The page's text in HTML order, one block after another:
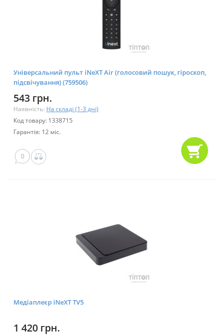
Універсальний пульт iNeXT Air (голосовий пошук, гіроскоп,
підсвічування) (759506)
543 грн.
Наявність: На складі (1-3 дні)
Код товару: 1338715
Гарантія: 12 міс.
0
Медіаплеєр iNeXT TV5
1 420 грн.